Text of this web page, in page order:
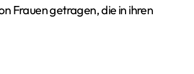
Frauen getragen, die in ihren